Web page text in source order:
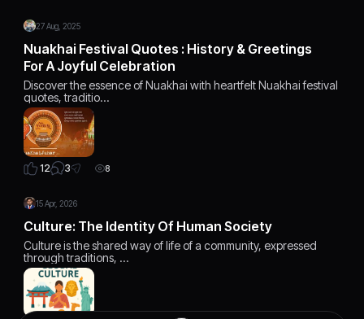
27 Aug, 2025
Nuakhai Festival Quotes : History & Greetings
For A Joyful Celebration
Discover the essence of Nuakhai with heartfelt Nuakhai festival
quotes, traditio…
12 3 8
15 Apr, 2026
Culture: The Identity Of Human Society
Culture is the shared way of life of a community, expressed
through traditions, …